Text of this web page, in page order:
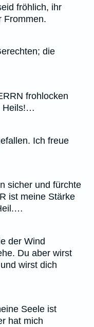
fröhlich, ihr
Frommen.
die
frohlocken
Heils!…
Ich freue
sicher und fürchte
ist meine Stärke
der Wind
Du aber wirst
wirst dich
Seele ist
hat mich